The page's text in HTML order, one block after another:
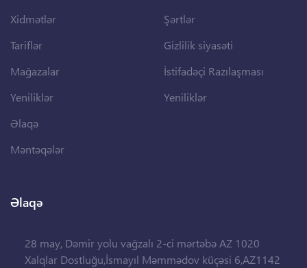
Xidmətlər
Tariflər
Mağazalar
Yeniliklər
Əlaqə
Məntəqələr
Şərtlər
Gizlilik siyasəti
İstifadəçi Razılaşması
Yeniliklər
Əlaqə
28 may, Dəmir yolu vağzalı 2-ci mərtəbə AZ 1020
Xalqlar Dostluğu,İsmayıl Məmmədov küçəsi 6,AZ1142